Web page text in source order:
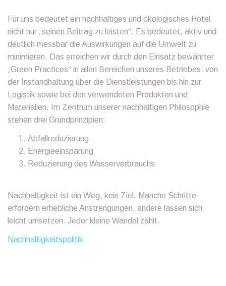
Für uns bedeutet ein nachhaltiges und ökologisches Hotel
nicht nur „seinen Beitrag zu leisten“. Es bedeutet, aktiv und
deutlich messbar die Auswirkungen auf die Umwelt zu
minimieren. Das erreichen wir durch den Einsatz bewährter
„Green Practices“ in allen Bereichen unseres Betriebes: von
der Instandhaltung über die Dienstleistungen bis hin zur
Logistik sowie bei den verwendeten Produkten und
Materialien. Im Zentrum unserer nachhaltigen Philosophie
stehen drei Grundprinzipien:
Abfallreduzierung
Energieeinsparung
Reduzierung des Wasserverbrauchs
Nachhaltigkeit ist ein Weg, kein Ziel. Manche Schritte
erfordern erhebliche Anstrengungen, andere lassen sich
leicht umsetzen. Jeder kleine Wandel zählt.
Nachhaltigkeitspolitik